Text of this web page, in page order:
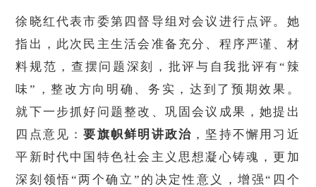
徐晓红代表市委第四督导组对会议进行点评。她
指出，此次民主生活会准备充分、程序严谨、材
料规范，查摆问题深刻，批评与自我批评有“辣
味”，整改方向明确、务实，达到了预期效果。
就下一步抓好问题整改、巩固会议成果，她提出
四点意见：要旗帜鲜明讲政治 ，坚持不懈用习近
平新时代中国特色社会主义思想凝心铸魂，更加
深刻领悟“两个确立”的决定性意义，增强“四个